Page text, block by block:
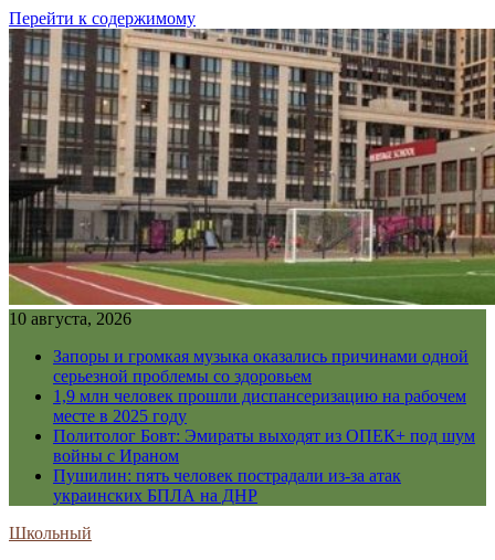
Перейти к содержимому
10 августа, 2026
Запоры и громкая музыка оказались причинами одной
серьезной проблемы со здоровьем
1,9 млн человек прошли диспансеризацию на рабочем
месте в 2025 году
Политолог Бовт: Эмираты выходят из ОПЕК+ под шум
войны с Ираном
Пушилин: пять человек пострадали из-за атак
украинских БПЛА на ДНР
Школьный